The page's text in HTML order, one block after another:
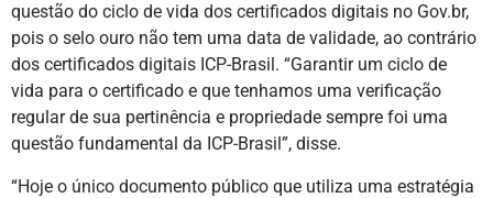
questão do ciclo de vida dos certificados digitais no Gov.br,
pois o selo ouro não tem uma data de validade, ao contrário
dos certificados digitais ICP-Brasil. “Garantir um ciclo de
vida para o certificado e que tenhamos uma verificação
regular de sua pertinência e propriedade sempre foi uma
questão fundamental da ICP-Brasil”, disse.
“Hoje o único documento público que utiliza uma estratégia